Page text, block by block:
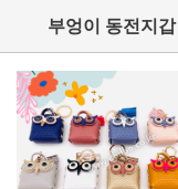
부엉이 동전지